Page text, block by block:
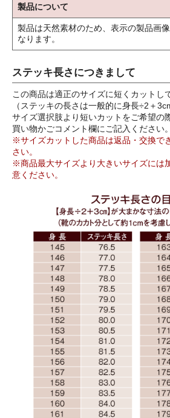
製品について
製品は天然素材のため、表示の製品画
なります。
ステッキ長さにつきまして
この商品は適正のサイズに短くカットし
（ステッキの長さは一般的に身長÷2＋
サイズ選択肢より短いカットをご希望の
買い物かごコメント欄にご記入ください。
※サイズカットした商品は返品・交換で
さい。
※商品最大サイズより大きいサイズには
意ください。